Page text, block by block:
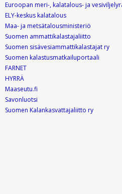
Euroopan meri-, kalatalous- ja
ELY-keskus kalatalous
Maa- ja metsätalousministeriö
Suomen ammattikalastajaliitto
Suomen sisävesiammattikalastajat ry
Suomen kalastusmatkailuportaali
FARNET
HYRRÄ
Maaseutu.fi
Savonluotsi
Suomen Kalankasvattajaliitto ry